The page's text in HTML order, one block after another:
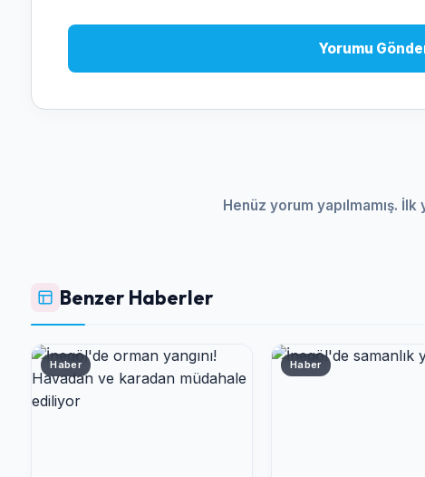
Yorumu
Henüz yorum yapılmamış. İlk
Benzer Haberler
Haber Haber